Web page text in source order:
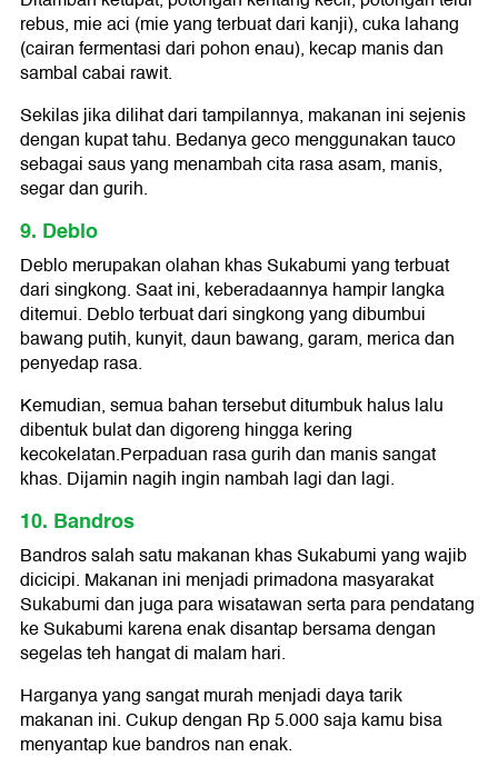
rebus, mie aci (mie yang terbuat dari kanji), cuka lahang
(cairan fermentasi dari pohon enau), kecap manis dan
sambal cabai rawit.
Sekilas jika dilihat dari tampilannya, makanan ini sejenis
dengan kupat tahu. Bedanya geco menggunakan tauco
sebagai saus yang menambah cita rasa asam, manis,
segar dan gurih.
9. Deblo
Deblo merupakan olahan khas Sukabumi yang terbuat
dari singkong. Saat ini, keberadaannya hampir langka
ditemui. Deblo terbuat dari singkong yang dibumbui
bawang putih, kunyit, daun bawang, garam, merica dan
penyedap rasa.
Kemudian, semua bahan tersebut ditumbuk halus lalu
dibentuk bulat dan digoreng hingga kering
kecokelatan.Perpaduan rasa gurih dan manis sangat
khas. Dijamin nagih ingin nambah lagi dan lagi.
10. Bandros
Bandros salah satu makanan khas Sukabumi yang wajib
dicicipi. Makanan ini menjadi primadona masyarakat
Sukabumi dan juga para wisatawan serta para pendatang
ke Sukabumi karena enak disantap bersama dengan
segelas teh hangat di malam hari.
Harganya yang sangat murah menjadi daya tarik
makanan ini. Cukup dengan Rp 5.000 saja kamu bisa
menyantap kue bandros nan enak.